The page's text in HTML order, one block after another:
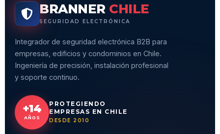
BRANNER CHILE
SEGURIDAD ELECTRÓNICA
Integrador de seguridad electrónica B2B para
empresas, edificios y condominios en Chile.
Ingeniería de precisión, instalación profesional
y soporte continuo.
+14
AÑOS
PROTEGIENDO
EMPRESAS EN CHILE
DESDE 2010